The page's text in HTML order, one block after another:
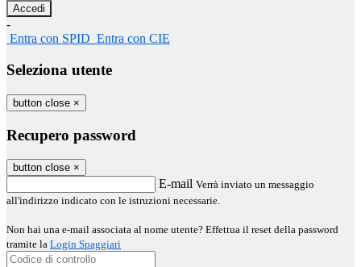
-
Entra con SPID Entra con CIE
Seleziona utente
button close ×
Recupero password
button close ×
E-mail Verrà inviato un messaggio
all'indirizzo indicato con le istruzioni necessarie.
Non hai una e-mail associata al nome utente? Effettua il reset della password
tramite la Login Spaggiari